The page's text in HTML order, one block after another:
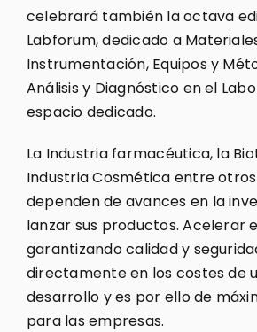
celebrará también la octava
Labforum, dedicado a
Instrumentación, Equipos y
Análisis y Diagnóstico en el
espacio dedicado.
La Industria farmacéutica, la
Industria Cosmética entre
dependen de avances en la
lanzar sus productos. Acelerar
garantizando calidad y
directamente en los costes de
desarrollo y es por ello de
para las empresas.